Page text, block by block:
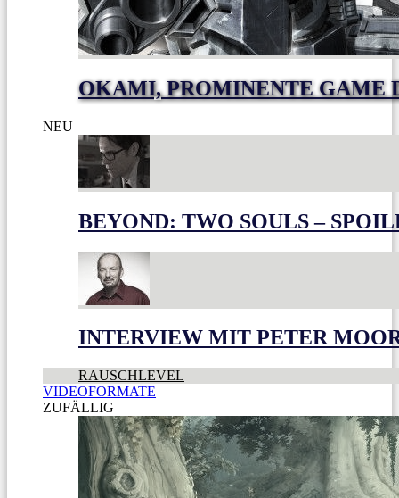
OKAMI, PROMINENTE GAME
NEU
BEYOND: TWO SOULS –
INTERVIEW MIT PETER
RAUSCHLEVEL
VIDEOFORMATE
ZUFÄLLIG